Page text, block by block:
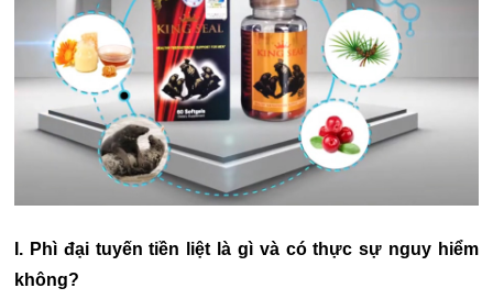
I. Phì đại tuyến tiền liệt là gì và có thực sự nguy hiểm
không?